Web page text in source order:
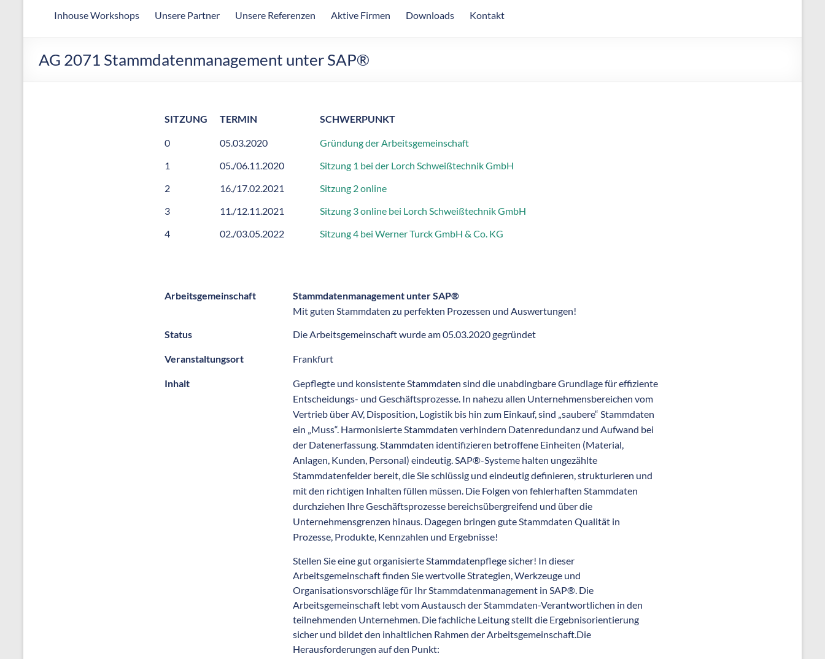
Inhouse Workshops Unsere Partner Unsere Referenzen Aktive Firmen Downloads Kontakt
AG 2071 Stammdatenmanagement unter SAP®
SITZUNG TERMIN SCHWERPUNKT
0 05.03.2020
Gründung der Arbeitsgemeinschaft
1
05./06.11.2020
Sitzung 1 bei der Lorch Schweißtechnik GmbH
2
16./17.02.2021
Sitzung 2 online
3
11./12.11.2021
Sitzung 3 online bei Lorch Schweißtechnik GmbH
4
02./03.05.2022 Sitzung 4 bei Werner Turck GmbH & Co. KG
Arbeitsgemeinschaft
Stammdatenmanagement unter SAP®
Mit guten Stammdaten zu perfekten Prozessen und Auswertungen!
Status
Die Arbeitsgemeinschaft wurde am 05.03.2020 gegründet
Veranstaltungsort Frankfurt
Inhalt
Gepflegte und konsistente Stammdaten sind die unabdingbare Grundlage für effiziente
Entscheidungs- und Geschäftsprozesse. In nahezu allen Unternehmensbereichen vom
Vertrieb über AV, Disposition, Logistik bis hin zum Einkauf, sind „saubere“ Stammdaten
ein „Muss“. Harmonisierte Stammdaten verhindern Datenredundanz und Aufwand bei
der Datenerfassung. Stammdaten identifizieren betroffene Einheiten (Material,
Anlagen, Kunden, Personal) eindeutig. SAP®-Systeme halten ungezählte
Stammdatenfelder bereit, die Sie schlüssig und eindeutig definieren, strukturieren und
mit den richtigen Inhalten füllen müssen. Die Folgen von fehlerhaften Stammdaten
durchziehen Ihre Geschäftsprozesse bereichsübergreifend und über die
Unternehmensgrenzen hinaus. Dagegen bringen gute Stammdaten Qualität in
Prozesse, Produkte, Kennzahlen und Ergebnisse!
Stellen Sie eine gut organisierte Stammdatenpflege sicher! In dieser
Arbeitsgemeinschaft finden Sie wertvolle Strategien, Werkzeuge und
Organisationsvorschläge für Ihr Stammdaten­management in SAP®. Die
Arbeitsgemeinschaft lebt vom Austausch der Stammdaten-Ver­ant­wortlichen in den
teilnehmenden Unternehmen. Die fachliche Leitung stellt die Ergebnis­orientierung
sicher und bildet den inhaltlichen Rahmen der Arbeitsgemeinschaft.Die
Herausforderungen auf den Punkt: